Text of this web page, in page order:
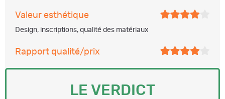
Valeur esthétique
Design, inscriptions, qualité des matériaux
Rapport qualité/prix
LE VERDICT